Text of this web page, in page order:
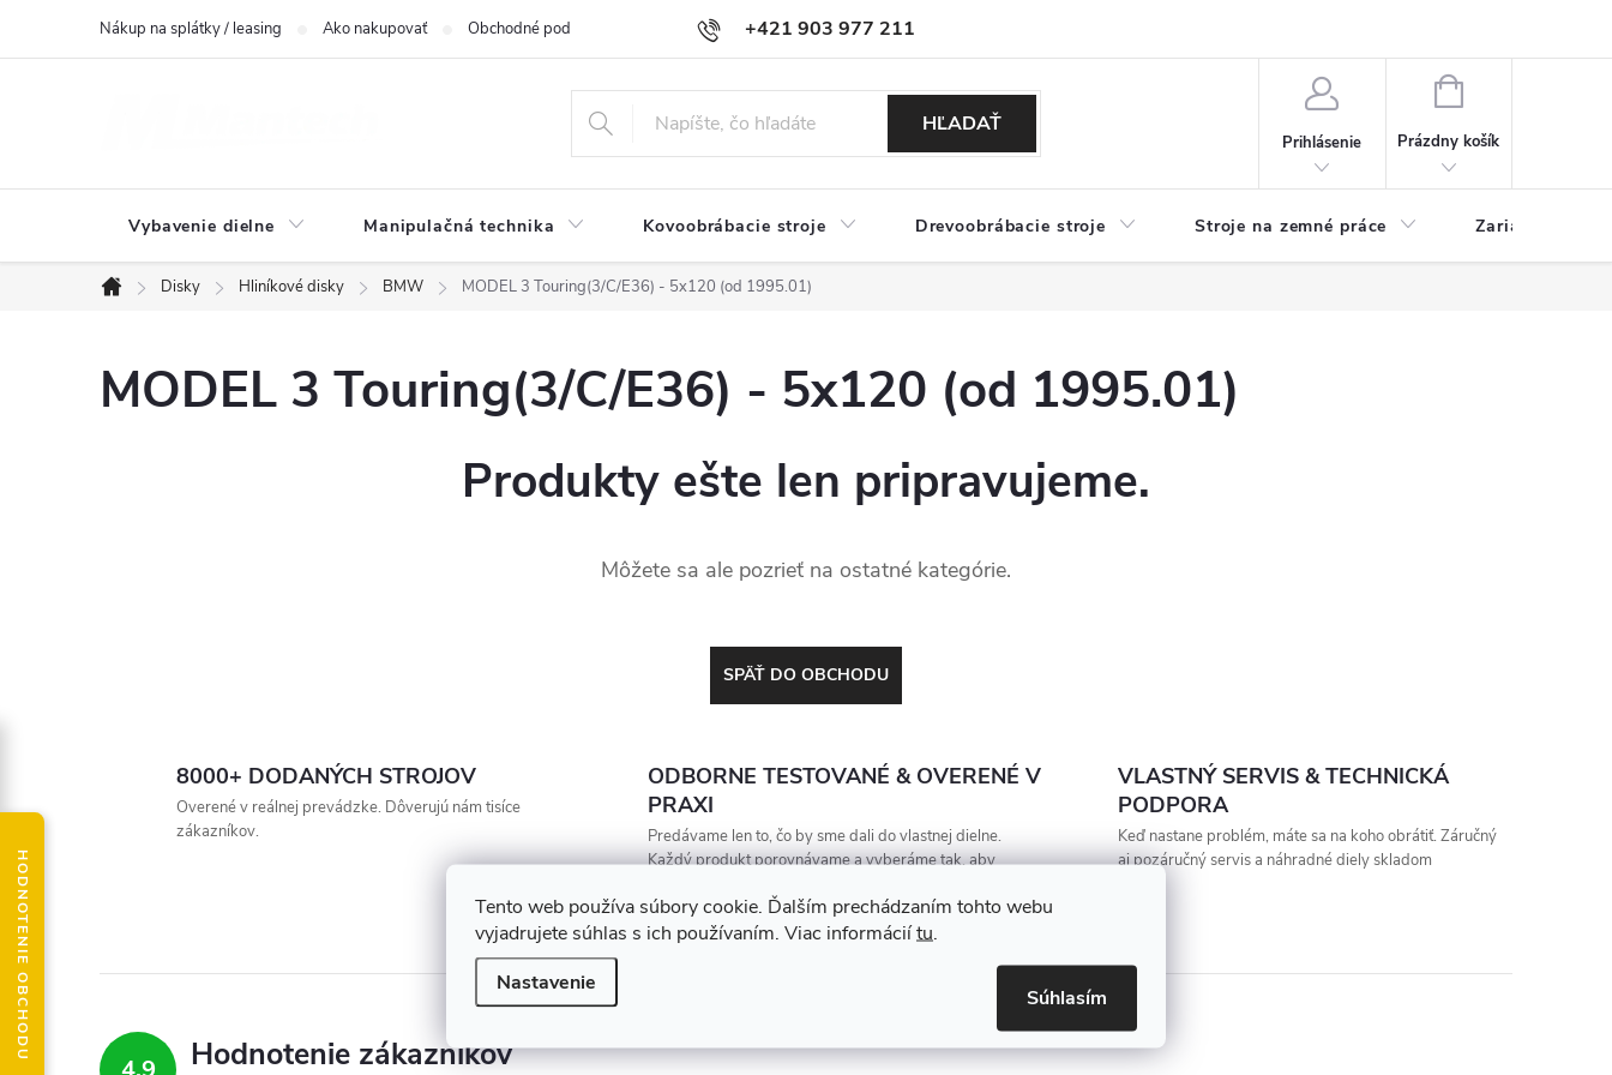
Tento web používa súbory cookie. Ďalším prechádzaním tohto webu
vyjadrujete súhlas s ich používaním. Viac informáciítu.
Nastavenie
Súhlasím
+421 903 977 211
Nákup na splátky / leasing Ako nakupovať Obchodné podmienky Podmienky ochrany osobných údajov
HĽADAŤ
Prihlásenie
NÁKUPNÝ
Prázdny košík
Vybavenie dielne Manipulačná technika Kovoobrábacie stroje Drevoobrábacie stroje Stroje na zemné práce Zariadenia na
Domov
Disky Hliníkové disky BMW MODEL 3 Touring(3/C/E36) - 5x120 (od 1995.01)
MODEL 3 Touring(3/C/E36) - 5x120 (od 1995.01)
Produkty ešte len pripravujeme.
Môžete sa ale pozrieť na ostatné kategórie.
SPÄŤ DO OBCHODU
8000+ DODANÝCH STROJOV
Overené v reálnej prevádzke. Dôverujú nám tisíce
zákazníkov.
ODBORNE TESTOVANÉ & OVERENÉ V
PRAXI
Predávame len to, čo by sme dali do vlastnej dielne.
Každý produkt porovnávame a vyberáme tak, aby
VLASTNÝ SERVIS & TECHNICKÁ
PODPORA
Keď nastane problém, máte sa na koho obrátiť. Záručný
aj pozáručný servis a náhradné diely skladom
Hodnotenie zákazníkov
HODNOTENIE OBCHODU